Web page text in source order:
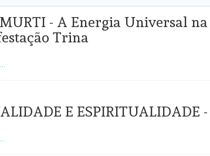
- A Energia Universal na
Trina
E ESPIRITUALIDADE